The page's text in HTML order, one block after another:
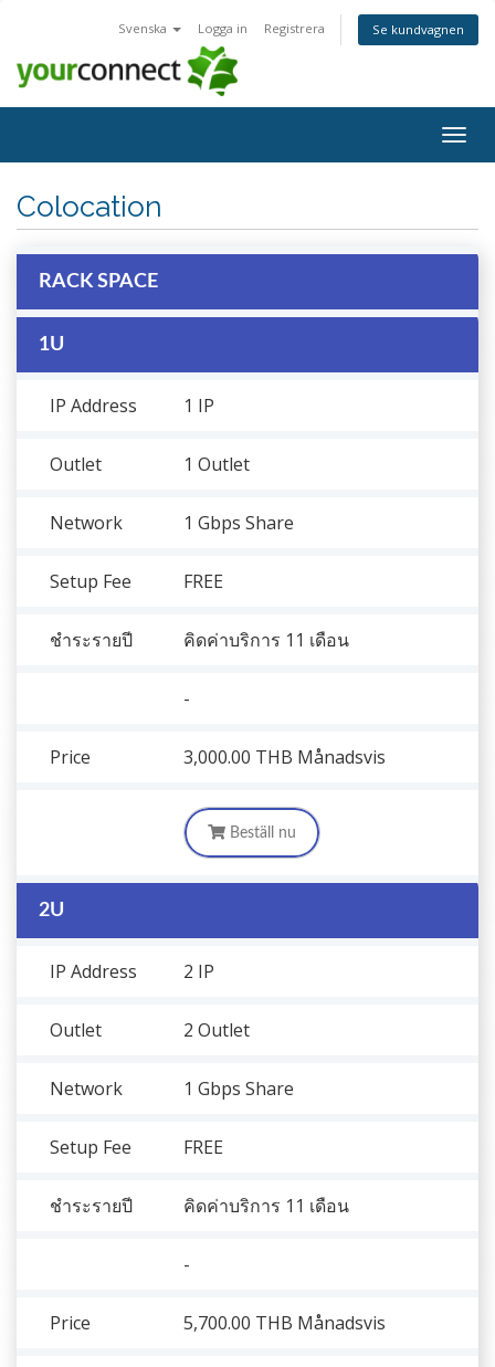
Svenska Logga in Registrera Se kundvagnen
Colocation
RACK SPACE
1U
IP Address 1 IP
Outlet 1 Outlet
Network 1 Gbps Share
Setup Fee FREE
ชำระรายปี คิดค่าบริการ 11 เดือน
-
Price 3,000.00 THB Månadsvis
Beställ nu
2U
IP Address 2 IP
Outlet 2 Outlet
Network 1 Gbps Share
Setup Fee FREE
ชำระรายปี คิดค่าบริการ 11 เดือน
-
Price 5,700.00 THB Månadsvis